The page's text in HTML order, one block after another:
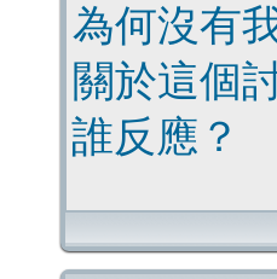
為何沒有
關於這個
誰反應？